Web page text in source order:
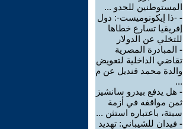
المستوطنين للحدو ...
- -ذا إيكونوميست-: دول
إفريقيا تسارع خطاها
للتخلي عن الدولار
- المبادرة المصرية
تقاضي الداخلية لتعويض
والدة محمد قنديل عن م
...
- هل يدفع بيدرو سانشيز
ثمن مواقفه في أزمة
سبتة، باعتباره استثن ...
- فيدان للشيباني: تهديد